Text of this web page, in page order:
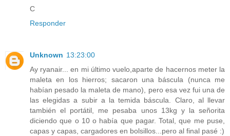
C
Responder
Unknown 13:23:00
Ay ryanair... en mi último vuelo,aparte de hacernos meter la
maleta en los hierros; sacaron una báscula (nunca me
habían pesado la maleta de mano), pero esa vez fui una de
las elegidas a subir a la temida báscula. Claro, al llevar
también el portátil, me pesaba unos 13kg y la señorita
diciendo que o 10 o había que pagar. Total, que me puse,
capas y capas, cargadores en bolsillos...pero al final pasé :)